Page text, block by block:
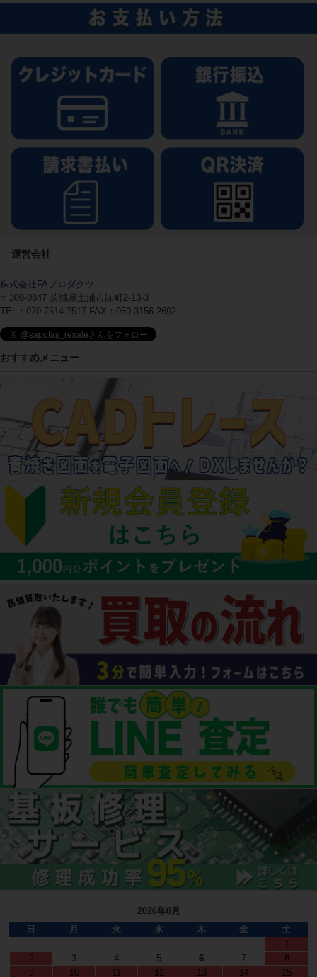
運営会社
株式会社FAプロダクツ
〒300-0847 茨城県土浦市卸町2-13-3
TEL： 070-7514-7517 FAX：050-3156-2692
おすすめメニュー
2026年8月
日
月 火 水 木 金
土
1
2
3 4 5 6 7
8
9
10 11 12 13 14 15